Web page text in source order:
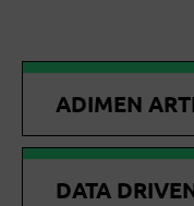
ADIMEN
DATA